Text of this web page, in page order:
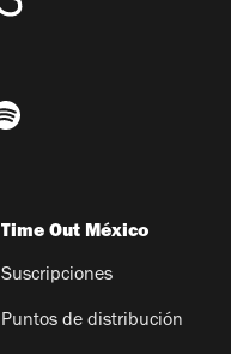
Time Out México
Suscripciones
Puntos de distribución